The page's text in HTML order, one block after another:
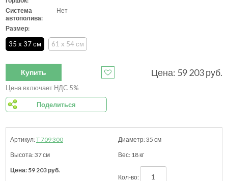
Система
автополива:
Нет
Размер:
35 x 37 см 61 x 54 см
Купить Цена: 59 203руб.
Цена включает НДС 5%
Поделиться
T 709 300 35 см
37см 18кг
59 203руб.